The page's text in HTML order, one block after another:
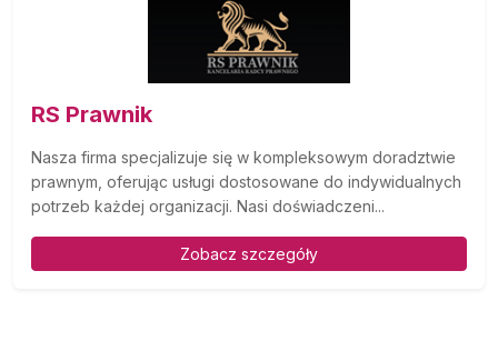
RS Prawnik
Nasza firma specjalizuje się w kompleksowym doradztwie
prawnym, oferując usługi dostosowane do indywidualnych
potrzeb każdej organizacji. Nasi doświadczeni...
Zobacz szczegóły